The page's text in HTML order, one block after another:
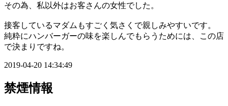
その為、私以外はお客さんの女性でした。
接客しているマダムもすごく気さくで親しみやすいです。
純粋にハンバーガーの味を楽しんでもらうためには、この店
で決まりですね。
2019-04-20 14:34:49
禁煙情報